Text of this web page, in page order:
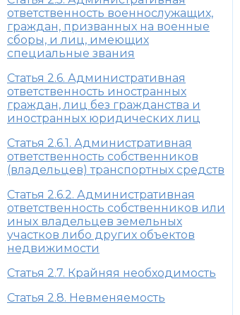
ответственность военнослужащих,
граждан, призванных на военные
сборы, и лиц, имеющих
специальные звания
Статья 2.6. Административная
ответственность иностранных
граждан, лиц без гражданства и
иностранных юридических лиц
Статья 2.6.1. Административная
ответственность собственников
(владельцев) транспортных средств
Статья 2.6.2. Административная
ответственность собственников или
иных владельцев земельных
участков либо других объектов
недвижимости
Статья 2.7. Крайняя необходимость
Статья 2.8. Невменяемость